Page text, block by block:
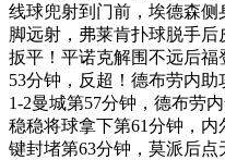
线球兜射到门前，埃德森侧
脚远射，弗莱肯扑球脱手
扳平！平诺克解围不远后
53分钟，反超！德布劳内
1-2曼城第57分钟，德布劳
稳稳将球拿下第61分钟，
键封堵第63分钟，莫派后